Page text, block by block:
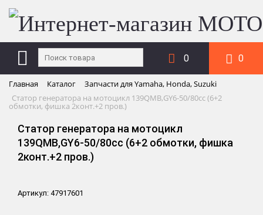
0 0
Главная Каталог
Запчасти для Yamaha, Honda, Suzuki
Статор генератора на мотоцикл 139QМВ,GY6-50/80сс (6+2
обмотки, фишка 2конт.+2 пров.)
Статор генератора на мотоцикл
139QМВ,GY6-50/80сс (6+2 обмотки, фишка
2конт.+2 пров.)
Артикул: 47917601